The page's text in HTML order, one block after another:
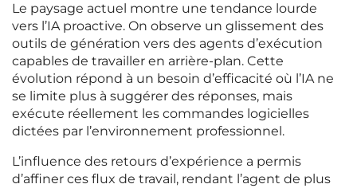
Le paysage actuel montre une tendance lourde
vers l’IA proactive. On observe un glissement des
outils de génération vers des agents d’exécution
capables de travailler en arrière-plan. Cette
évolution répond à un besoin d’efficacité où l’IA ne
se limite plus à suggérer des réponses, mais
exécute réellement les commandes logicielles
dictées par l’environnement professionnel.
L’influence des retours d’expérience a permis
d’affiner ces flux de travail, rendant l’agent de plus